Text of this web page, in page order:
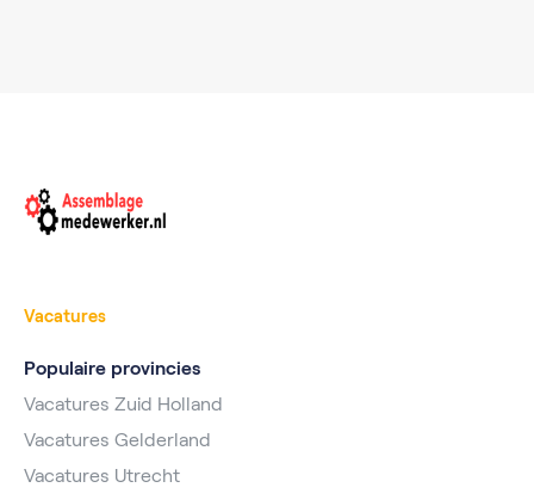
Vacatures
Populaire provincies
Vacatures Zuid Holland
Vacatures Gelderland
Vacatures Utrecht